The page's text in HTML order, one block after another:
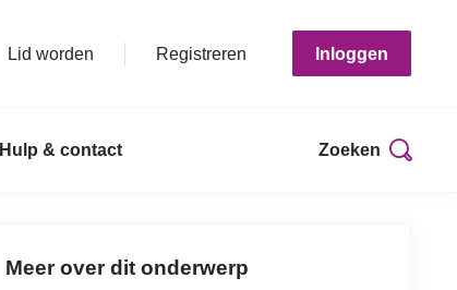
Lid worden Registreren Inloggen
Hulp & contact Zoeken
Meer over dit onderwerp